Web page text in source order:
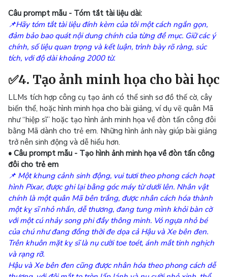
Câu prompt mẫu - Tóm tắt tài liệu dài:
📌Hãy tóm tắt tài liệu đính kèm của tôi một cách ngắn gọn,
đảm bảo bao quát nội dung chính của từng đề mục. Giữ các ý
chính, số liệu quan trọng và kết luận, trình bày rõ ràng, súc
tích, với độ dài khoảng 2000 từ.
✅4. Tạo ảnh minh họa cho bài học
LLMs tích hợp công cụ tạo ảnh có thể sinh sơ đồ thế cờ, cây
biến thể, hoặc hình minh họa cho bài giảng, ví dụ vẽ quân Mã
như “hiệp sĩ” hoặc tạo hình ảnh minh họa về đòn tấn công đôi
bằng Mã dành cho trẻ em. Những hình ảnh này giúp bài giảng
trở nên sinh động và dễ hiểu hơn.
• Câu prompt mẫu - Tạo hình ảnh minh họa về đòn tấn công
đôi cho trẻ em
📌 Một khung cảnh sinh động, vui tươi theo phong cách hoạt
hình Pixar, được ghi lại bằng góc máy từ dưới lên. Nhân vật
chính là một quân Mã bên trắng, được nhân cách hóa thành
một kỵ sĩ nhỏ nhắn, dễ thương, đang tung mình khỏi bàn cờ
với một cú nhảy song phi đầy thông minh. Vó ngựa nhỏ bé
của chú như đang đồng thời đe dọa cả Hậu và Xe bên đen.
Trên khuôn mặt kỵ sĩ là nụ cười toe toét, ánh mắt tinh nghịch
và rạng rỡ.
Hậu và Xe bên đen cũng được nhân hóa theo phong cách dễ